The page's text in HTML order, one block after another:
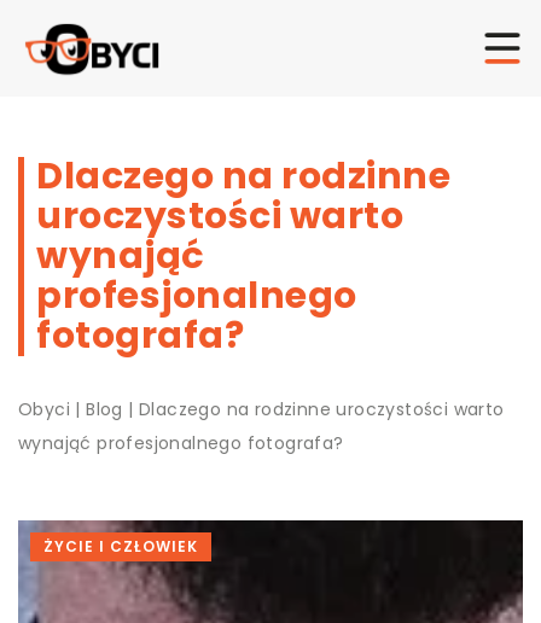
Dlaczego na rodzinne
uroczystości warto
wynająć
profesjonalnego
fotografa?
Obyci |Blog |Dlaczego na rodzinne uroczystości warto
wynająć profesjonalnego fotografa?
ŻYCIE I CZŁOWIEK